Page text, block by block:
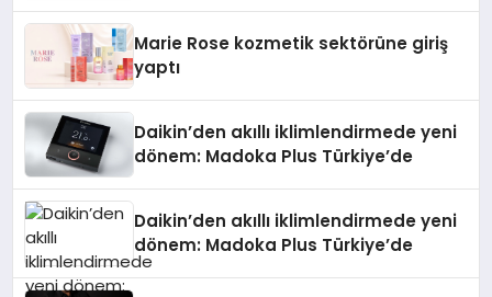
Marie Rose kozmetik sektörüne giriş
yaptı
Daikin’den akıllı iklimlendirmede yeni
dönem: Madoka Plus Türkiye’de
Daikin’den akıllı iklimlendirmede yeni
dönem: Madoka Plus Türkiye’de